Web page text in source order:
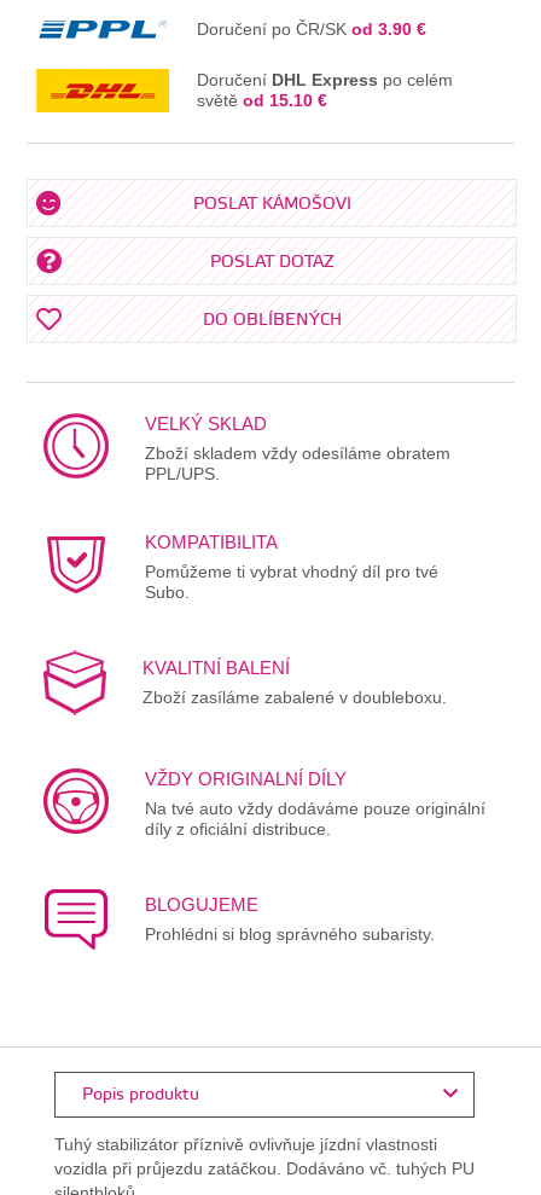
Doručení po ČR/SKod 3.90 €
Doručení DHL Express po celém
světěod 15.10 €
POSLAT KÁMOŠOVI
POSLAT DOTAZ
DO OBLÍBENÝCH
VELKÝ SKLAD
Zboží skladem vždy odesíláme obratem
PPL/UPS.
KOMPATIBILITA
Pomůžeme ti vybrat vhodný díl pro tvé
Subo.
KVALITNÍ BALENÍ
Zboží zasíláme zabalené v doubleboxu.
VŽDY ORIGINALNÍ DÍLY
Na tvé auto vždy dodáváme pouze originální
díly z oficiální distribuce.
BLOGUJEME
Prohlédni si blog správného subaristy.
Popis produktu
Tuhý stabilizátor příznivě ovlivňuje jízdní vlastnosti
vozidla při průjezdu zatáčkou. Dodáváno vč. tuhých PU